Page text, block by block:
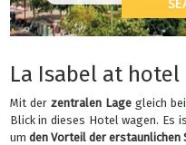
La Isabel at hotel
Mit derzentralen Lagegleich bei
Blick in dieses Hotel wagen. Es
um den Vorteil der erstaunlichen